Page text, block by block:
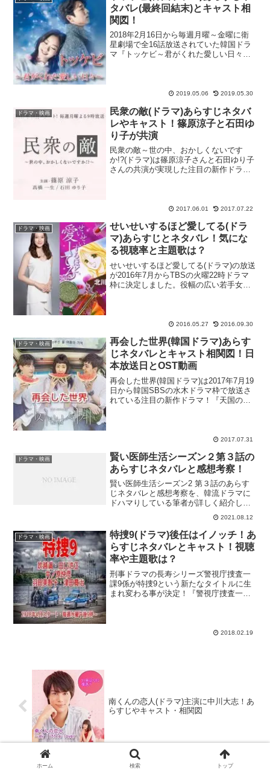
タバレ(最終回結末)とキャスト相
関図！
2018年2月16日から毎週月曜～金曜に衛
星劇場で全16話放送されていた韓国ドラ
マ『トッケビ～君がくれた愛しい日々
2019.05.06 2019.05.30
ドラマ・映画
民衆の敵(ドラマ)あらすじネタバ
レやキャスト！篠原涼子と石田ゆ
り子が共演
民衆の敵～世の中、おかしくないです
か!?(ドラマ)は篠原涼子さんと石田ゆり子
さんの共演が実現した注目の新作ドラ
ですけど、そんな2人が...
2017.06.01 2017.07.22
ドラマ・映画
せいせいするほど愛してる(ドラ
マ)あらすじとネタバレ！気にな
る視聴率と主題歌は？
せいせいするほど愛してる(ドラマ)の放送
が2016年7月からTBSの火曜22時ドラマ
枠に決定しました。役幅の広い若手女
いせいするほど... 2016.05.27 2016.09.30
ドラマ・映画
再会した世界(韓国ドラマ)あらす
じネタバレとキャスト相関図！日
本放送日とOST動画
再会した世界(韓国ドラマ)は2017年7月19
日から韓国SBSの水木ドラマ枠で放送さ
れている注目の新作ドラマ！『天国の階
2017.07.31
ドラマ・映画
賢い医師生活シーズン２第３話の
あらすじネタバレと感想考察！
賢い医師生活シーズン2 第３話のあらす
じネタバレと感想考察を、韓流ドラマに
ドハマりしている筆者が詳しく紹介しま
す。賢い医師生活シーズン2 第３話のあ
らすじネタバレ病室前で激しく議論し合
う、患者家族とチュ・ミナ。自然分娩に
こだわる姑と夫に対し...
2021.08.12
ドラマ・映画
特捜9(ドラマ)後任はイノッチ！あ
らすじネタバレとキャスト！視聴
率や主題歌は？
刑事ドラマの長寿シリーズ警視庁捜査一
課9係が特捜9という新たなタイトルに生
まれ変わる事が決定！『警視庁捜査一課9
2018.02.19
南くんの恋人(ドラマ)主演に中川大志！あ
らすじやキャスト・相関図
ホーム 検索 トップ